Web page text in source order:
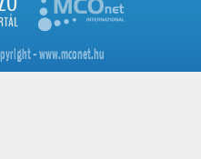
- www.mconet.hu